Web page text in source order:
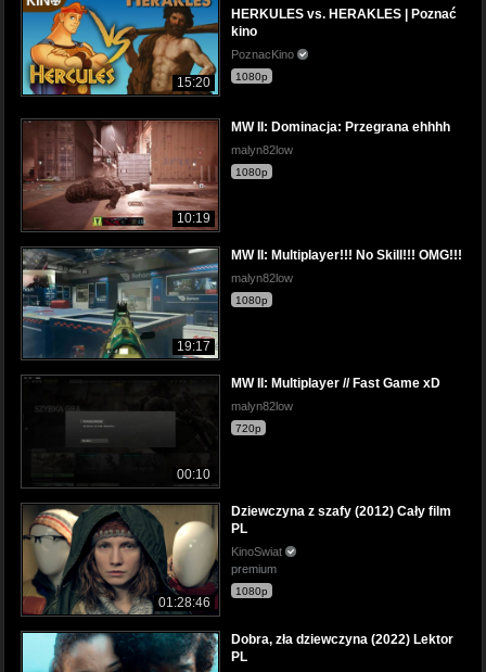
15:20
HERKULES vs. HERAKLES | Poznać
kino
PoznacKino
1080p
10:19
MW II: Dominacja: Przegrana ehhhh
malyn82low
1080p
19:17
MW II: Multiplayer!!! No Skill!!! OMG!!!
malyn82low
1080p
00:10
MW II: Multiplayer // Fast Game xD
malyn82low
720p
01:28:46
Dziewczyna z szafy (2012) Cały film
PL
KinoSwiat
premium
1080p
Dobra, zła dziewczyna (2022) Lektor
PL